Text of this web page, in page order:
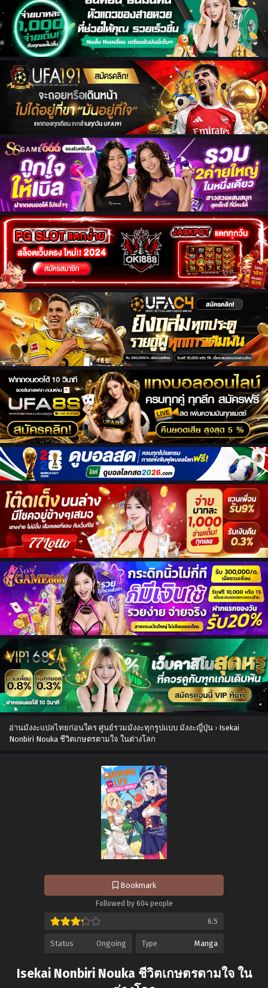
อ่านมังงะแปลไทยก่อนใคร ศูนย์รวมมังงะทุกรูปแบบ มังงะญี่ปุ่น › Isekai
Nonbiri Nouka ชีวิตเกษตรตามใจ ในต่างโลก
Bookmark
Followed by 604 people
6.5
Status Ongoing Type Manga
Isekai Nonbiri Nouka ชีวิตเกษตรตามใจ ใน